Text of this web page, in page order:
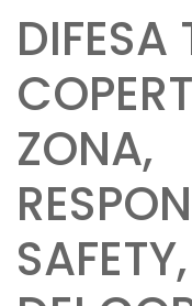
DIFESA
ZONA,